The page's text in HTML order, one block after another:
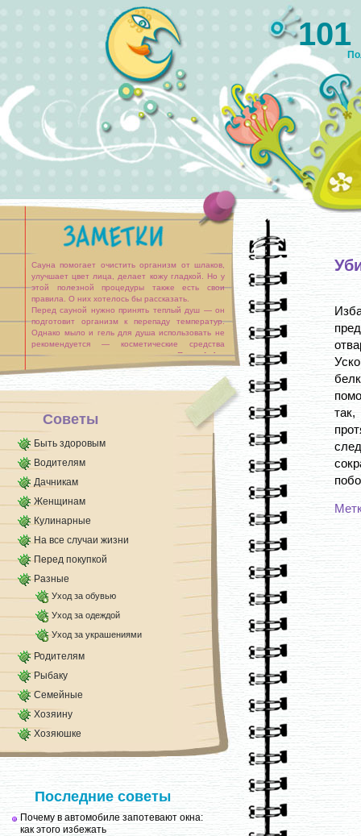
Сауна помогает очистить организм от шлаков,
улучшает цвет лица, делает кожу гладкой. Но у
этой полезной процедуры также есть свои
правила. О них хотелось бы рассказать.
Перед сауной нужно принять теплый душ — он
подготовит организм к перепаду температур.
Однако мыло и гель для душа использовать не
рекомендуется — косметические средства
нарушают защитное покрытие кожи. После [...]
Советы
Быть здоровым
Водителям
Дачникам
Женщинам
Кулинарные
На все случаи жизни
Перед покупкой
Разные
Уход за обувью
Уход за одеждой
Уход за украшениями
Родителям
Рыбаку
Семейные
Хозяину
Хозяюшке
Последние советы
Почему в автомобиле запотевают окна:
как этого избежать